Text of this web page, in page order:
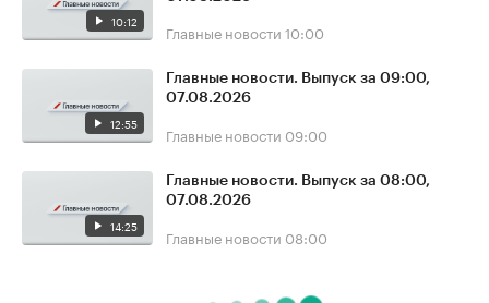
10:12 Главные новости 10:00
12:55
Главные новости. Выпуск за 09:00,
07.08.2026
Главные новости 09:00
14:25
Главные новости. Выпуск за 08:00,
07.08.2026
Главные новости 08:00